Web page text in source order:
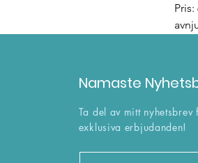
Namaste
Ta del av mitt
exklusiva erbjudanden!